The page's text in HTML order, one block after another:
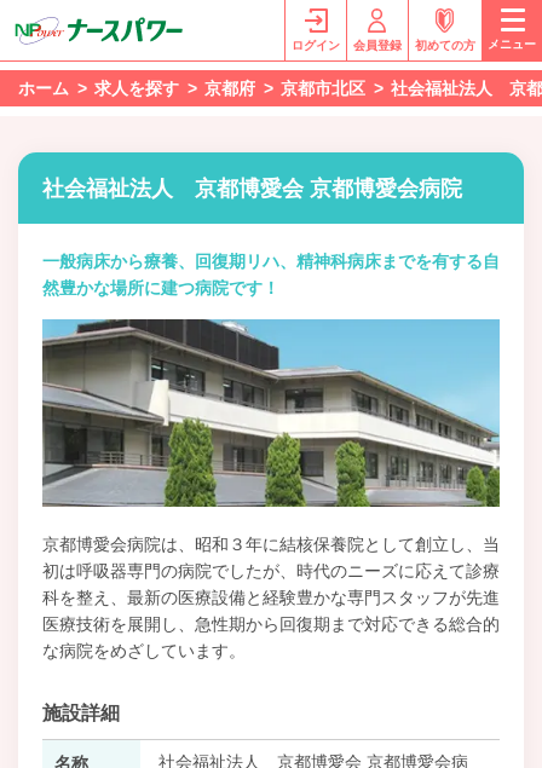
ログイン 会員登録 初めての方 メニュー
ホーム 求人を探す 京都府 京都市北区 社会福祉法人 京都
社会福祉法人 京都博愛会 京都博愛会病院
一般病床から療養、回復期リハ、精神科病床までを有する自
然豊かな場所に建つ病院です！
京都博愛会病院は、昭和３年に結核保養院として創立し、当
初は呼吸器専門の病院でしたが、時代のニーズに応えて診療
科を整え、最新の医療設備と経験豊かな専門スタッフが先進
医療技術を展開し、急性期から回復期まで対応できる総合的
な病院をめざしています。
施設詳細
名称
社会福祉法人 京都博愛会 京都博愛会病